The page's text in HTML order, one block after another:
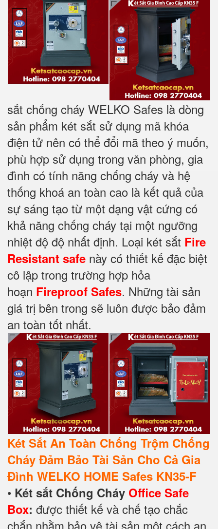
sắt chống cháy WELKO Safes là dòng
sản phẩm két sắt sử dụng mã khóa
điện tử nên có thể đổi mã theo ý muốn,
phù hợp sử dụng trong văn phòng, gia
đình có tính năng chống cháy và hệ
thống khoá an toàn cao là kết quả của
sự sáng tạo từ một dạng vật cứng có
khả năng chống cháy tại một ngưỡng
nhiệt độ độ nhất định. Loại két sắt Fire
Resistant safe này có thiết kế đặc biệt
cô lập trong trường hợp hỏa
hoạn Fireproof Safes. Những tài sản
giá trị bên trong sẽ luôn được bảo đảm
an toàn tốt nhất.
Két Sắt An Toàn Chống Trộm Chống
Cháy Đảm Bảo Tài Sản Cho Cả Gia
Đình WELKO HOME Safes KN35-F
• Két sắt Chống Cháy Office Safe
Box: được thiết kế và chế tạo chắc
chắn nhằm bảo vệ tài sản một cách an